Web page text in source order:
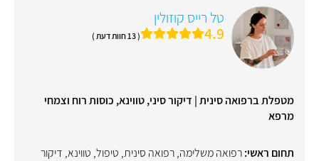
טל רייס קוזולין
4.9 ( 13 חוות דעת )
מטפלת ברפואה סינית | דיקור סיני, טווינא, כוסות רוח וצמחי
מרפא
תחום ראשי:רפואה משלימה,רפואה סינית, טיפול, טווינא, דיקור